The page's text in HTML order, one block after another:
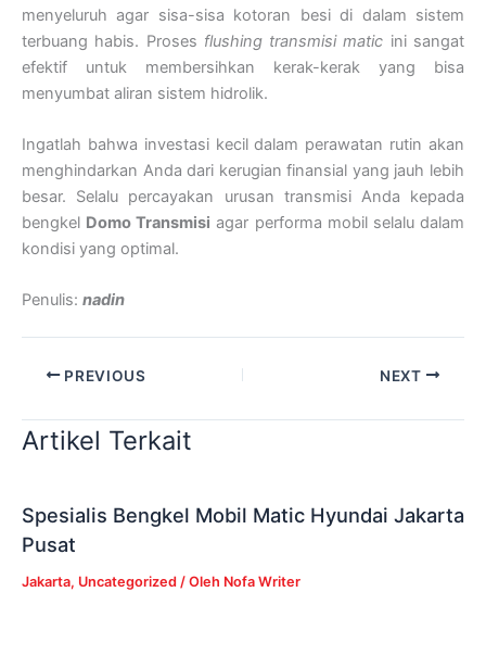
menyeluruh agar sisa-sisa kotoran besi di dalam sistem
terbuang habis. Proses flushing transmisi matic ini sangat
efektif untuk membersihkan kerak-kerak yang bisa
menyumbat aliran sistem hidrolik.
Ingatlah bahwa investasi kecil dalam perawatan rutin akan
menghindarkan Anda dari kerugian finansial yang jauh lebih
besar. Selalu percayakan urusan transmisi Anda kepada
bengkel Domo Transmisi agar performa mobil selalu dalam
kondisi yang optimal.
Penulis: nadin
PREVIOUS NEXT
Artikel Terkait
Spesialis Bengkel Mobil Matic Hyundai Jakarta
Pusat
Jakarta, Uncategorized / Oleh Nofa Writer